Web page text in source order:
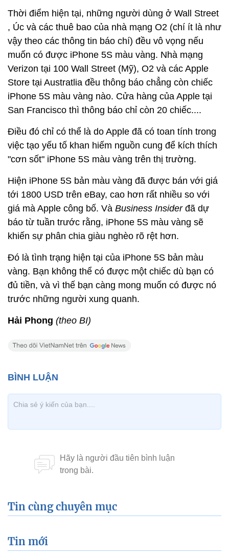
Thời điểm hiện tại, những người dùng ở Wall Street
, Úc và các thuê bao của nhà mạng O2 (chí ít là như
vậy theo các thông tin báo chí) đều vô vọng nếu
muốn có được iPhone 5S màu vàng. Nhà mạng
Verizon tại 100 Wall Street (Mỹ), O2 và các Apple
Store tại Austratlia đều thông báo chẳng còn chiếc
iPhone 5S màu vàng nào. Cửa hàng của Apple tại
San Francisco thì thông báo chỉ còn 20 chiếc....
Điều đó chỉ có thể là do Apple đã có toan tính trong
việc tạo yếu tố khan hiếm nguồn cung để kích thích
"cơn sốt" iPhone 5S màu vàng trên thị trường.
Hiện iPhone 5S bản màu vàng đã được bán với giá
tới 1800 USD trên eBay, cao hơn rất nhiều so với
giá mà Apple công bố. Và Business Insiderđã dự
báo từ tuần trước rằng, iPhone 5S màu vàng sẽ
khiến sự phân chia giàu nghèo rõ rệt hơn.
Đó là tình trạng hiện tại của iPhone 5S bản màu
vàng. Bạn không thể có được một chiếc dù bạn có
đủ tiền, và vì thế bạn càng mong muốn có được nó
trước những người xung quanh.
Hải Phong (theo BI)
Tin cùng chuyên mục
Tin mới